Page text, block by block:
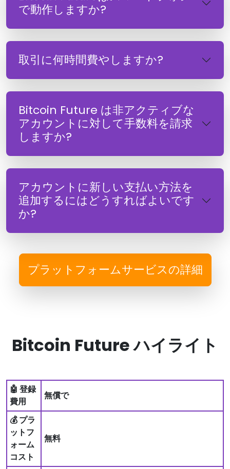
で動作しますか?
取引に何時間費やしますか?
Bitcoin Future は非アクティブな
アカウントに対して手数料を請求
しますか?
アカウントに新しい支払い方法を
追加するにはどうすればよいです
か?
プラットフォームサービスの詳細
Bitcoin Future ハイライト
🤖 登録
費用
無償で
💰 プラ
ットフ
ォーム
コスト
無料